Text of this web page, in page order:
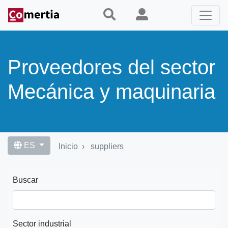
contenido
Proveedores del sector
Mecánica y maquinaria
ES Inicio suppliers
Buscar
Sector industrial